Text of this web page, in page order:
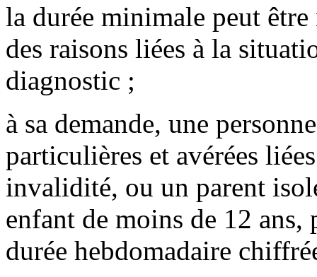
la durée minimale peut
des raisons liées à la
diagnostic ;
à sa demande, une
particulières et avérées
invalidité, ou un parent
enfant de moins de 12 ans,
durée hebdomadaire